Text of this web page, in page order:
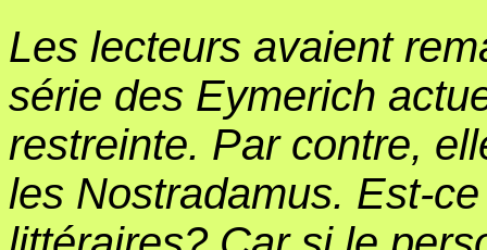
Les lecteurs avaient
série des Eymerich
restreinte. Par contre,
les Nostradamus. Est-